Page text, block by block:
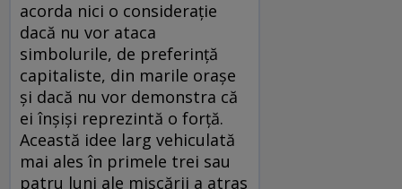
acorda nici o consideraţie
dacă nu vor ataca
simbolurile, de preferinţă
capitaliste, din marile oraşe
şi dacă nu vor demonstra că
ei înşişi reprezintă o forţă.
Această idee larg vehiculată
mai ales în primele trei sau
patru luni ale mişcării a atras